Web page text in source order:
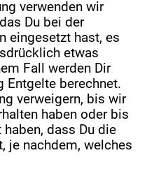
verwenden wir
Du bei der
eingesetzt hast, es
etwas
Fall werden Dir
Entgelte berechnet.
verweigern, bis wir
haben oder bis
dass Du die
je nachdem, welches